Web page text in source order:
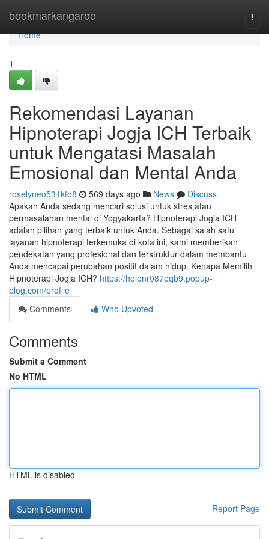
bookmarkangaroo
Home
Home
1
Rekomendasi Layanan
Hipnoterapi Jogja ICH Terbaik
untuk Mengatasi Masalah
Emosional dan Mental Anda
roselyneo531ktb8 569 days ago News
Discuss
Apakah Anda sedang mencari solusi untuk stres atau
permasalahan mental di Yogyakarta? Hipnoterapi Jogja ICH
adalah pilihan yang terbaik untuk Anda. Sebagai salah satu
layanan hipnoterapi terkemuka di kota ini, kami memberikan
pendekatan yang profesional dan terstruktur dalam membantu
Anda mencapai perubahan positif dalam hidup. Kenapa Memilih
Hipnoterapi Jogja ICH? https://helenr087eqb9.popup-
blog.com/profile
Comments
Who Upvoted
Comments
Submit a Comment
No HTML
HTML is disabled
Report Page